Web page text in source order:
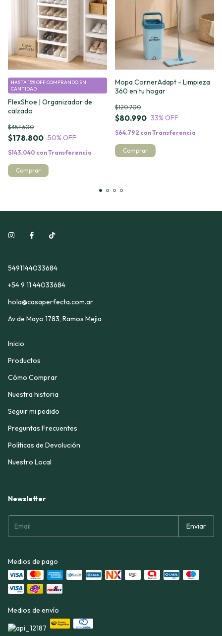
FlexShoe | Organizador de
calzado
$178.800
$357.600
50% OFF
HASTA 15% OFFCOMPRANDO EN
CANTIDAD
$143.040 conTransferencia
Mopa CornerAdapt - Limpieza
360 en tu hogar
$80.990
$120.700
33% OFF
$64.792 conTransferencia
5491144033684
+54 9 11 44033684
hola@casaperfecta.com.ar
Av de Mayo 1783, Ramos Mejia
Inicio
Productos
Cómo Comprar
Nuestra historia
Seguir mi pedido
Preguntas Frecuentes
Políticas de Devolución
Nuestro Local
Newsletter
Medios de pago
Medios de envío